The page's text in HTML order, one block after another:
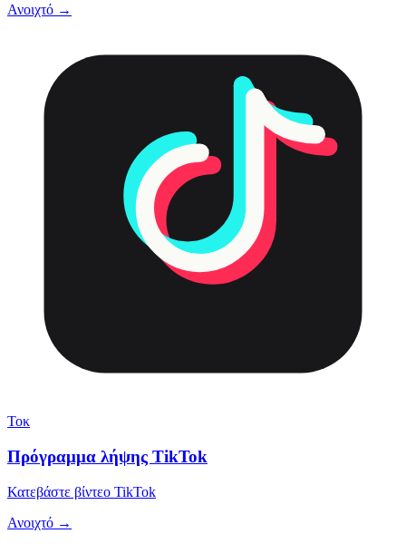
Ανοιχτό →
Τοκ
Πρόγραμμα λήψης TikTok
Κατεβάστε βίντεο TikTok
Ανοιχτό →